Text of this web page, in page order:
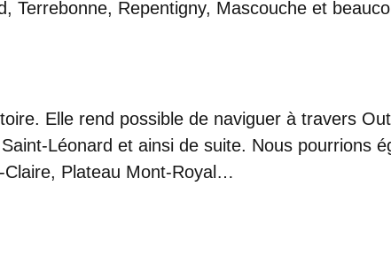
Terrebonne, Repentigny, Mascouche et
Elle rend possible de naviguer à travers
Léonard et ainsi de suite. Nous pourrions
Claire, Plateau Mont-Royal…